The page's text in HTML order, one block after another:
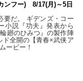
ンフー) 8/17(月)～5日
要だ。 ギデンズ・コー
小説『功夫』発表から
廻のひみつ』の製作陣
ド全開の【青春×武侠ア
ービー！